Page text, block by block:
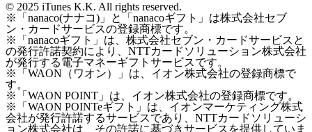
© 2025 iTunes K.K. All rights reserved.
※「nanaco(ナナコ)」と「nanacoギフト」は株式会社セブ
ン・カードサービスの登録商標です。
※「nanacoギフト」は、株式会社セブン・カードサービスと
の発行許諾契約により、NTTカードソリューション株式会社
が発行する電子マネーギフトサービスです。
※「WAON（ワオン）」は、イオン株式会社の登録商標で
す。
※「WAON POINT」は、イオン株式会社の登録商標です。
※「WAON POINTeギフト」は、イオンマーケティング株式
会社が発行許諾するサービスであり、NTTカードソリューシ
ョン株式会社は、その許諾に基づきサービスを提供していま